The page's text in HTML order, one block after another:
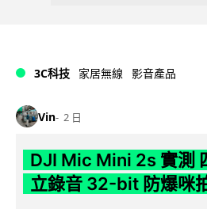
3C科技 家居無線 影音產品
Vin 2 日
DJI Mic Mini 2s 實測
立錄音 32-bit 防爆咪